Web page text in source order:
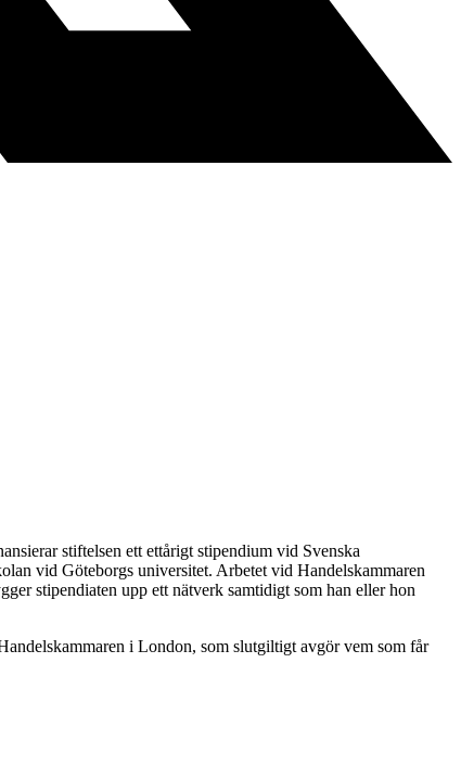
stiftelsen ett ettårigt stipendium vid Svenska
vid Göteborgs universitet. Arbetet vid Handelskammaren
stipendiaten upp ett nätverk samtidigt som han eller hon
i London, som slutgiltigt avgör vem som får